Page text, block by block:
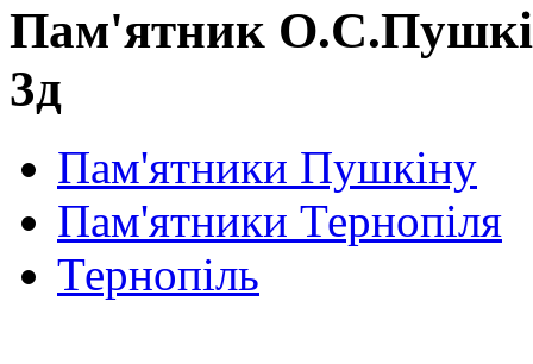
Пам'ятник
3д
Пам'ятники Пушкіну
Пам'ятники Тернопіля
Тернопіль